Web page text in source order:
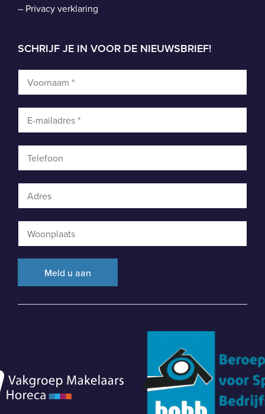
– Privacy verklaring
SCHRIJF JE IN VOOR DE NIEUWSBRIEF!